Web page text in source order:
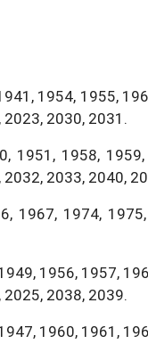
1954, 1955,
2030, 2031.
1951, 1958,
2033, 2040,
1967, 1974,
1956, 1957,
2038, 2039.
1960, 1961,